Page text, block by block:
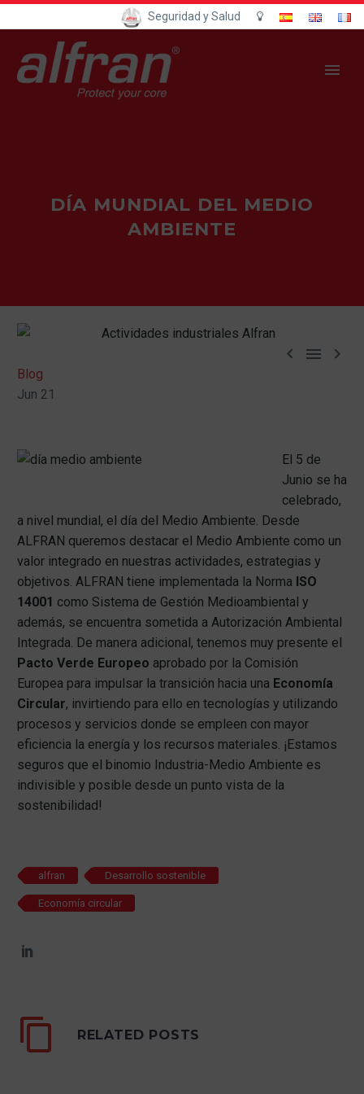
Seguridad y Salud
DÍA MUNDIAL DEL MEDIO
AMBIENTE
  
Blog
Jun 21
El 5 de
Junio se ha
celebrado,
a nivel mundial, el día del Medio Ambiente. Desde
ALFRAN queremos destacar el Medio Ambiente como un
valor integrado en nuestras actividades, estrategias y
objetivos. ALFRAN tiene implementada la Norma ISO
14001 como Sistema de Gestión Medioambiental y
además, se encuentra sometida a Autorización Ambiental
Integrada. De manera adicional, tenemos muy presente el
Pacto Verde Europeo aprobado por la Comisión
Europea para impulsar la transición hacia una Economía
Circular, invirtiendo para ello en tecnologías y utilizando
procesos y servicios donde se empleen con mayor
eficiencia la energía y los recursos materiales. ¡Estamos
seguros que el binomio Industria-Medio Ambiente es
indivisible y posible desde un punto vista de la
sostenibilidad!
alfran Desarrollo sostenible
Economía circular
RELATED POSTS